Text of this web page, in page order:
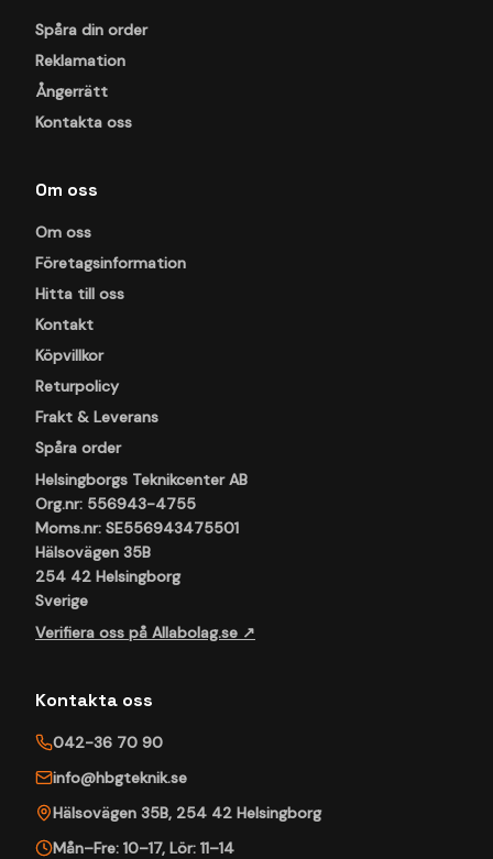
Spåra din order
Reklamation
Ångerrätt
Kontakta oss
Om oss
Om oss
Företagsinformation
Hitta till oss
Kontakt
Köpvillkor
Returpolicy
Frakt & Leverans
Spåra order
Helsingborgs Teknikcenter AB
Org.nr: 556943-4755
Moms.nr: SE556943475501
Hälsovägen 35B
254 42 Helsingborg
Sverige
Verifiera oss på Allabolag.se ↗
Kontakta oss
042-36 70 90
info@hbgteknik.se
Hälsovägen 35B, 254 42 Helsingborg
Mån–Fre: 10–17, Lör: 11–14